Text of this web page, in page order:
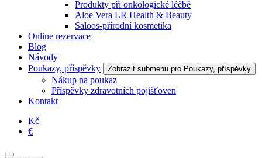
Produkty při onkologické léčbě
Aloe Vera LR Health & Beauty
Saloos-přírodní kosmetika
Online rezervace
Blog
Návody
Poukazy, příspěvky
Zobrazit submenu pro Poukazy, příspěvky
Nákup na poukaz
Příspěvky zdravotních pojišťoven
Kontakt
Kč
€